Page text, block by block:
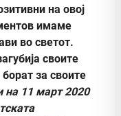
на овој
имаме
во светот.
своите
за своите
на 11 март 2020